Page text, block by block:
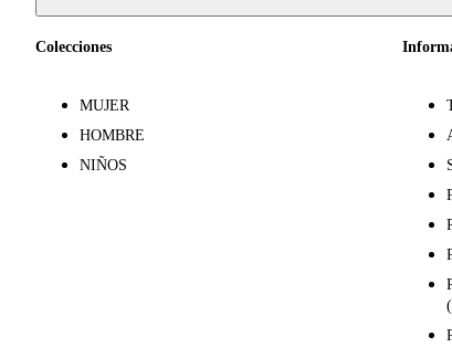
Colecciones
MUJER
HOMBRE
NIÑOS